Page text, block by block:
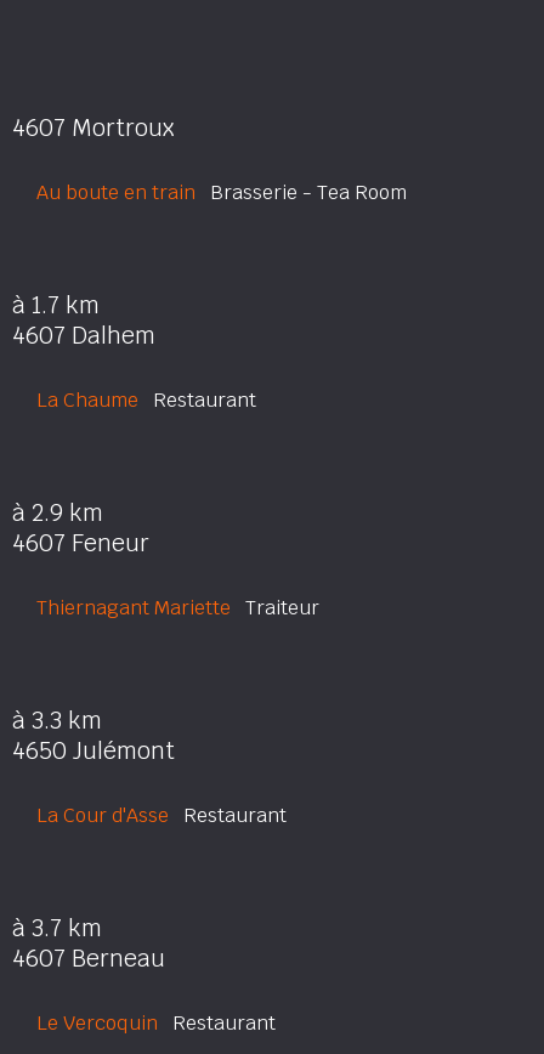
4607 Mortroux
Au boute en train Brasserie - Tea Room
à 1.7 km
4607 Dalhem
La Chaume Restaurant
à 2.9 km
4607 Feneur
Thiernagant Mariette Traiteur
à 3.3 km
4650 Julémont
La Cour d'Asse Restaurant
à 3.7 km
4607 Berneau
Le Vercoquin Restaurant